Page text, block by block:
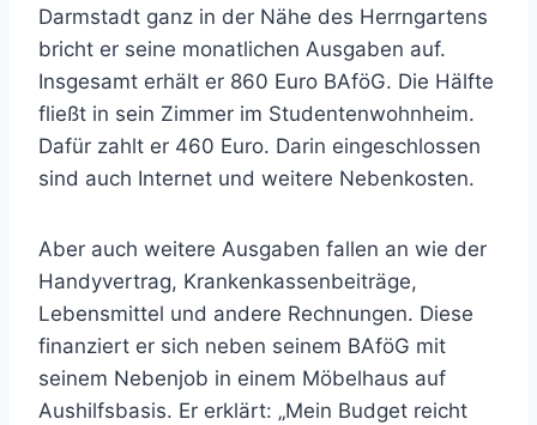
Darmstadt ganz in der Nähe des Herrngartens
bricht er seine monatlichen Ausgaben auf.
Insgesamt erhält er 860 Euro BAföG. Die Hälfte
fließt in sein Zimmer im Studentenwohnheim.
Dafür zahlt er 460 Euro. Darin eingeschlossen
sind auch Internet und weitere Nebenkosten.
Aber auch weitere Ausgaben fallen an wie der
Handyvertrag, Krankenkassenbeiträge,
Lebensmittel und andere Rechnungen. Diese
finanziert er sich neben seinem BAföG mit
seinem Nebenjob in einem Möbelhaus auf
Aushilfsbasis. Er erklärt: „Mein Budget reicht